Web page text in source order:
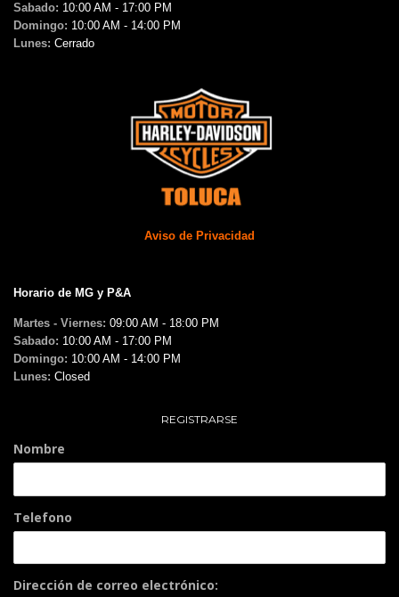
Sabado: 10:00 AM - 17:00 PM
Domingo: 10:00 AM - 14:00 PM
Lunes: Cerrado
Aviso de Privacidad
Horario de MG y P&A
Martes - Viernes: 09:00 AM - 18:00 PM
Sabado: 10:00 AM - 17:00 PM
Domingo: 10:00 AM - 14:00 PM
Lunes: Closed
REGISTRARSE
Nombre
Telefono
Dirección de correo electrónico: